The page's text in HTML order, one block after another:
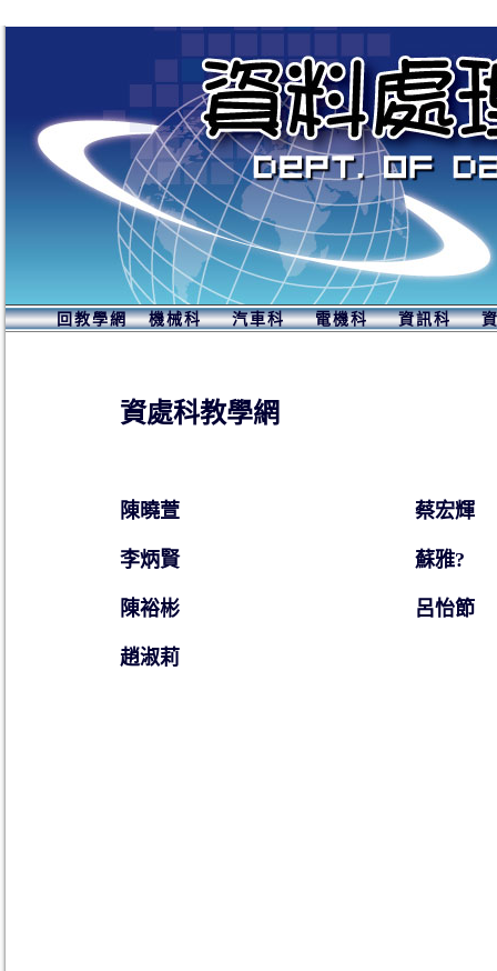
回教學網 機械科 汽車科 電機科 資訊科
資處科教學網
陳曉萱 蔡宏輝
李炳賢 蘇雅?
陳裕彬 呂怡節
趙淑莉